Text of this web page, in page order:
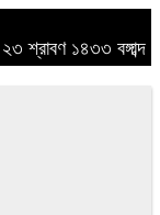
শ্রাবণ ১৪৩৩ বঙ্গাব্দ